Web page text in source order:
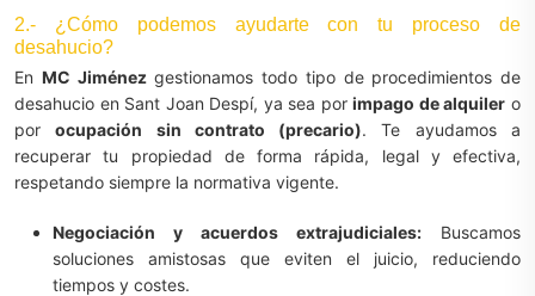
2.- ¿Cómo podemos ayudarte con tu proceso de
desahucio?
En MC Jiménezgestionamos todo tipo de procedimientos de
desahucio en Sant Joan Despí, ya sea porimpago de alquiler o
porocupación sin contrato (precario). Te ayudamos a
recuperar tu propiedad de forma rápida, legal y efectiva,
respetando siempre la normativa vigente.
Negociación y acuerdos extrajudiciales: Buscamos
soluciones amistosas que eviten el juicio, reduciendo
tiempos y costes.